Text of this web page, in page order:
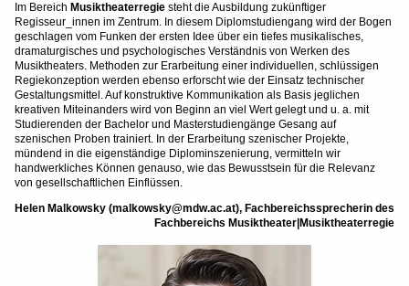
Im Bereich Musiktheaterregie steht die Ausbildung zukünftiger
Regisseur_innen im Zentrum. In diesem Diplomstudiengang wird der Bogen
geschlagen vom Funken der ersten Idee über ein tiefes musikalisches,
dramaturgisches und psychologisches Verständnis von Werken des
Musiktheaters. Methoden zur Erarbeitung einer individuellen, schlüssigen
Regiekonzeption werden ebenso erforscht wie der Einsatz technischer
Gestaltungsmittel. Auf konstruktive Kommunikation als Basis jeglichen
kreativen Miteinanders wird von Beginn an viel Wert gelegt und u. a. mit
Studierenden der Bachelor und Masterstudiengänge Gesang auf
szenischen Proben trainiert. In der Erarbeitung szenischer Projekte,
mündend in die eigenständige Diplominszenierung, vermitteln wir
handwerkliches Können genauso, wie das Bewusstsein für die Relevanz
von gesellschaftlichen Einflüssen.
Helen Malkowsky (malkowsky@mdw.ac.at), Fachbereichssprecherin des
Fachbereichs Musiktheater|Musiktheaterregie